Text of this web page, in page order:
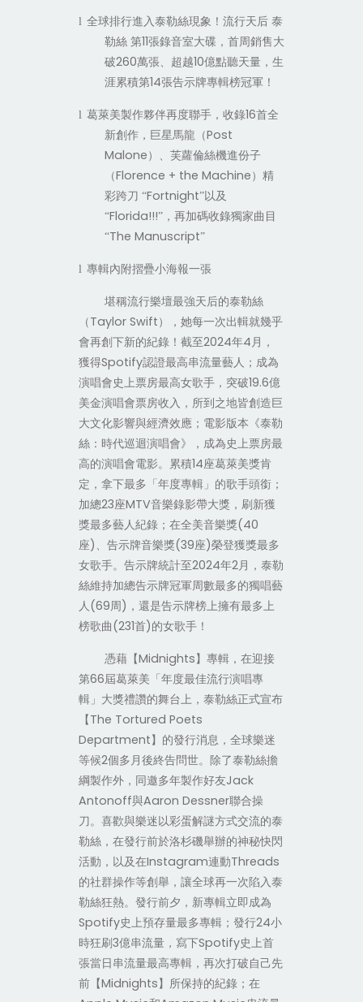
l 全球排行進入泰勒絲現象！流行天后 泰
勒絲 第11張錄音室大碟，首周銷售大
破260萬張、超越10億點聽天量，生
涯累積第14張告示牌專輯榜冠軍！
l 葛萊美製作夥伴再度聯手，收錄16首全
新創作，巨星馬龍（Post
Malone）、芙蘿倫絲機進份子
（Florence + the Machine）精
彩跨刀 “Fortnight”以及
“Florida!!!”，再加碼收錄獨家曲目
“The Manuscript”
l 專輯內附摺疊小海報一張
堪稱流行樂壇最強天后的泰勒絲
（Taylor Swift） ，她每一次出輯就幾乎
會再創下新的紀錄！截至2024年4 月，
獲得Spotify認證最高串流量藝人；成為
演唱會史上票房最高女歌手，突破19.6億
美金演唱會票房收入，所到之地皆創造巨
大文化影響與經濟效應；電影版本《泰勒
絲：時代巡迴演唱會》，成為史上票房最
高的演唱會電影。累積14座葛萊美獎肯
定，拿下最多「年度專輯」的歌手頭銜；
加總23座MTV音樂錄影帶大獎，刷新獲
獎最多藝人紀錄；在全美音樂獎(40
座) 、告示牌音樂獎(39座)榮登獲獎最多
女歌手。告示牌統計至2024年2 月，泰勒
絲維持加總告示牌冠軍周數最多的獨唱藝
人 (69 周) ，還是告示牌榜上擁有最多上
榜歌曲(231首)的女歌手！
憑藉【Midnights】專輯，在迎接
第66屆葛萊美「年度最佳流行演唱專
輯」大獎禮讚的舞台上，泰勒絲正式宣布
【The Tortured Poets
Department】的發行消息，全球樂迷
等候2個多月後終告問世。除了泰勒絲擔
綱製作外，同邀多年製作好友Jack
Antonoff與Aaron Dessner聯合操
刀。喜歡與樂迷以彩蛋解謎方式交流的泰
勒絲，在發行前於洛杉磯舉辦的神秘快閃
活動，以及在Instagram連動Threads
的社群操作等創舉，讓全球再一次陷入泰
勒絲狂熱。發行前夕，新專輯立即成為
Spotify史上預存量最多專輯；發行24小
時狂刷3億串流量，寫下Spotify史上首
張當日串流量最高專輯，再次打破自己先
前【Midnights】所保持的紀錄；在